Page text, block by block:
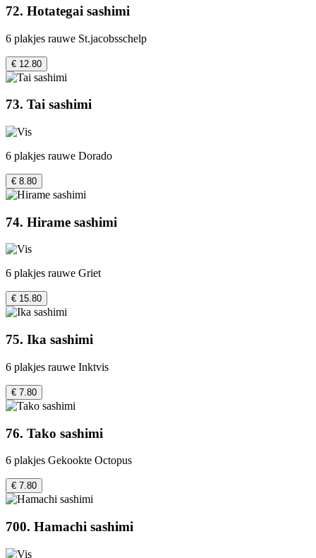
72. Hotategai sashimi
6 plakjes rauwe St.jacobsschelp
€ 12.80
73. Tai sashimi
6 plakjes rauwe Dorado
€ 8.80
74. Hirame sashimi
6 plakjes rauwe Griet
€ 15.80
75. Ika sashimi
6 plakjes rauwe Inktvis
€ 7.80
76. Tako sashimi
6 plakjes Gekookte Octopus
€ 7.80
700. Hamachi sashimi